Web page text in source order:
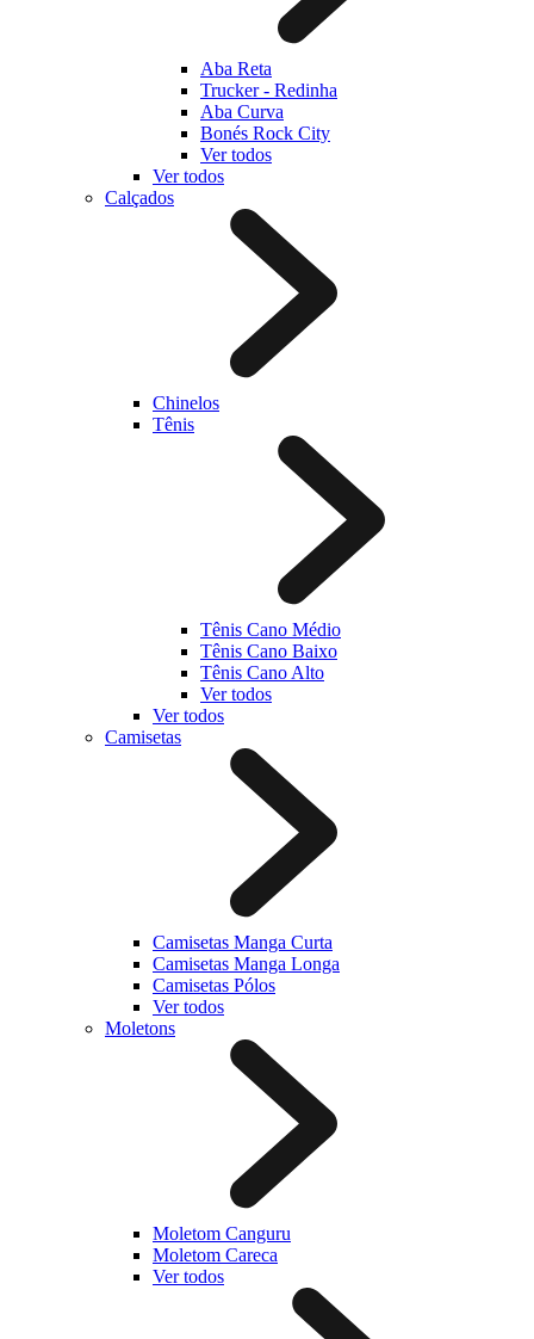
Aba Reta
Trucker - Redinha
Aba Curva
Bonés Rock City
Ver todos
Ver todos
Calçados
Chinelos
Tênis
Tênis Cano Médio
Tênis Cano Baixo
Tênis Cano Alto
Ver todos
Ver todos
Camisetas
Camisetas Manga Curta
Camisetas Manga Longa
Camisetas Pólos
Ver todos
Moletons
Moletom Canguru
Moletom Careca
Ver todos